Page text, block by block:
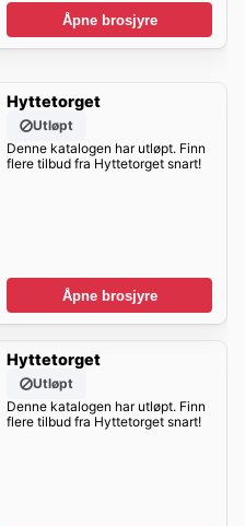
Åpne brosjyre
Hyttetorget
Utløpt
Denne katalogen har utløpt. Finn
flere tilbud fra Hyttetorget snart!
Åpne brosjyre
Hyttetorget
Utløpt
Denne katalogen har utløpt. Finn
flere tilbud fra Hyttetorget snart!